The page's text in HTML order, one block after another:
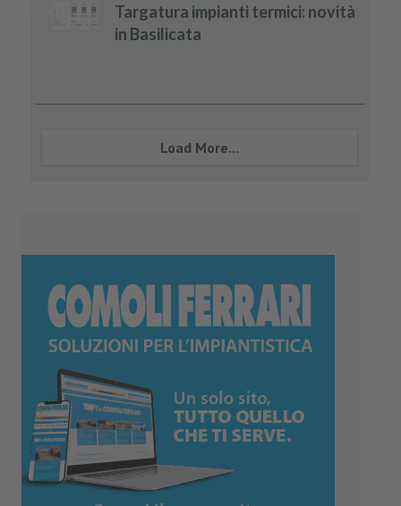
Targatura impianti termici: novità
in Basilicata
Load More...